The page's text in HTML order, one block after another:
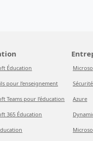
Éducation
pour l’enseignement
Teams pour l’éducation
365 Éducation
Azure